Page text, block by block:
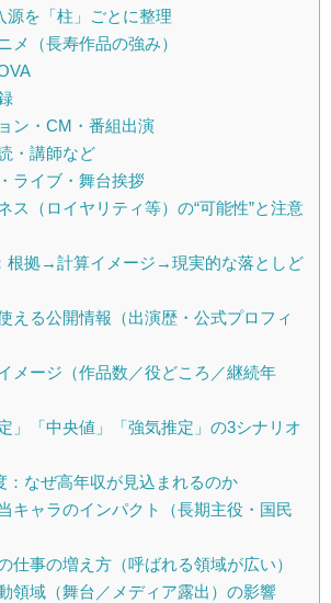
源を「柱」ごとに整理
メ（長寿作品の強み）
ン・CM・番組出演
・講師など
ライブ・舞台挨拶
（ロイヤリティ等）の“可能性”と注意
根拠→計算イメージ→現実的な落としど
える公開情報（出演歴・公式プロフィ
メージ（作品数／役どころ／継続年
」「中央値」「強気推定」の3シナリオ
：なぜ高年収が見込まれるのか
キャラのインパクト（長期主役・国民
仕事の増え方（呼ばれる領域が広い）
領域（舞台／メディア露出）の影響